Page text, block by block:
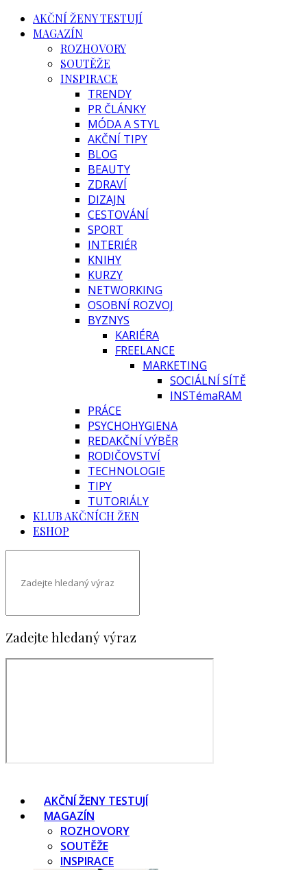
AKČNÍ ŽENY TESTUJÍ
MAGAZÍN
ROZHOVORY
SOUTĚŽE
INSPIRACE
TRENDY
PR ČLÁNKY
MÓDA A STYL
AKČNÍ TIPY
BLOG
BEAUTY
ZDRAVÍ
DIZAJN
CESTOVÁNÍ
SPORT
INTERIÉR
KNIHY
KURZY
NETWORKING
OSOBNÍ ROZVOJ
BYZNYS
KARIÉRA
FREELANCE
MARKETING
SOCIÁLNÍ SÍTĚ
INSTémaRAM
PRÁCE
PSYCHOHYGIENA
REDAKČNÍ VÝBĚR
RODIČOVSTVÍ
TECHNOLOGIE
TIPY
TUTORIÁLY
KLUB AKČNÍCH ŽEN
ESHOP
Zadejte hledaný výraz
AKČNÍ ŽENY TESTUJÍ
MAGAZÍN
ROZHOVORY
SOUTĚŽE
INSPIRACE